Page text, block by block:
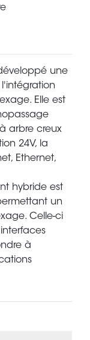
une
Elle est
arbre creux
24V, la
Ethernet,
hybride est
un
Celle-ci
à